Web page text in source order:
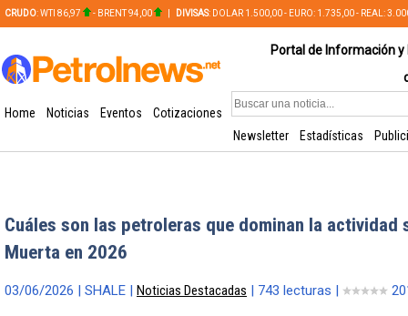
CRUDO: WTI 86,97 - BRENT 94,00 DIVISAS: DOLAR 1.500,00 - EURO: 1.735,00 - REAL:
Portal de Información
Home Noticias Eventos
Cotizaciones
Newsletter
Estadísticas
Cuáles son las petroleras que dominan la actividad
Muerta en 2026
03/06/2026 | SHALE | Noticias Destacadas | 743 lecturas |